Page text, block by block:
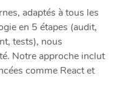
adaptés à tous les
en 5 étapes (audit,
tests), nous
Notre approche inclut
comme React et